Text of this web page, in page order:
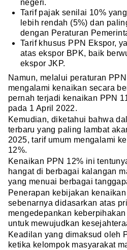
negeri.
Tarif pajak senilai 10%
lebih rendah (5%) dan
dengan Peraturan
Tarif khusus PPN Ekspor,
atas ekspor BPK, baik
ekspor JKP.
Namun, melalui peraturan
mengalami kenaikan secara
pernah terjadi kenaikan PPN
pada 1 April 2022.
Kemudian, diketahui bahwa
terbaru yang paling lambat
2025, tarif umum mengalami
12%.
Kenaikan PPN 12% ini
hangat di berbagai kalangan
yang menuai berbagai
Penerapan kebijakan
sebenarnya didasarkan atas
mengedepankan
untuk mewujudkan
Keadilan yang dimaksud oleh
ketika kelompok masyarakat